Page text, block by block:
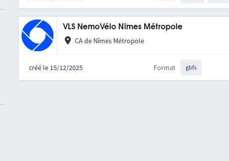
VLS NemoVélo Nîmes Métropole
CA de Nîmes Métropole
créé le 15/12/2025 Format gbfs